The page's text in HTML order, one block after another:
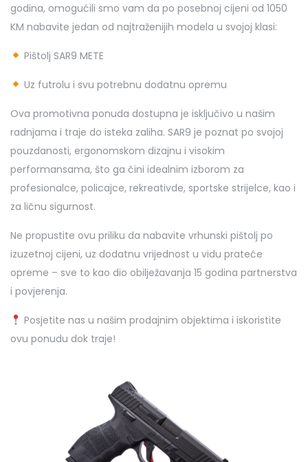
godina, omogućili smo vam da po posebnoj cijeni od 1050
KM nabavite jedan od najtraženijih modela u svojoj klasi:
Pištolj SAR9 METE
Uz futrolu i svu potrebnu dodatnu opremu
Ova promotivna ponuda dostupna je isključivo u našim
radnjama i traje do isteka zaliha. SAR9 je poznat po svojoj
pouzdanosti, ergonomskom dizajnu i visokim
performansama, što ga čini idealnim izborom za
profesionalce, policajce, rekreativde, sportske strijelce, kao i
za ličnu sigurnost.
Ne propustite ovu priliku da nabavite vrhunski pištolj po
izuzetnoj cijeni, uz dodatnu vrijednost u vidu prateće
opreme – sve to kao dio obilježavanja 15 godina partnerstva
i povjerenja.
Posjetite nas u našim prodajnim objektima i iskoristite
ovu ponudu dok traje!